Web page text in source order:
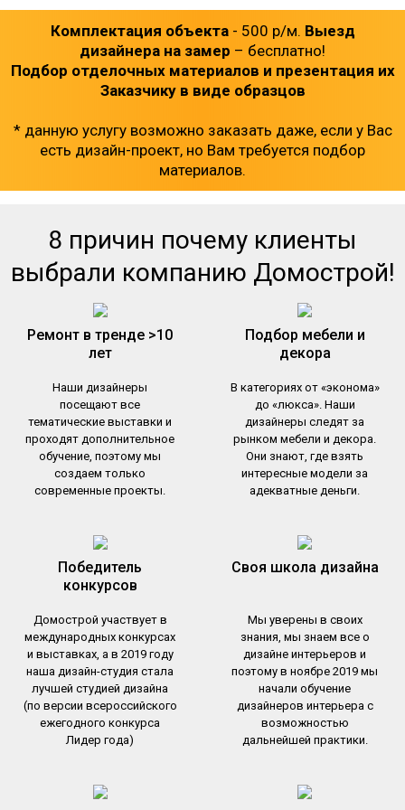
Комплектация объекта- 500 р/м. Выезд
дизайнера на замер – бесплатно!
Подбор отделочных материалов и презентация их
Заказчику в виде образцов
* данную услугу возможно заказать даже, если у Вас
есть дизайн-проект, но Вам требуется подбор
материалов.
8 причин почему клиенты
выбрали компанию Домострой!
Ремонт в тренде >10
лет
Наши дизайнеры
посещают все
тематические выставки и
проходят дополнительное
обучение, поэтому мы
создаем только
современные проекты.
Подбор мебели и
декора
В категориях от «эконома»
до «люкса». Наши
дизайнеры следят за
рынком мебели и декора.
Они знают, где взять
интересные модели за
адекватные деньги.
Победитель
конкурсов
Домострой участвует в
международных конкурсах
и выставках, а в 2019 году
наша дизайн-студия стала
лучшей студией дизайна
(по версии всероссийского
ежегодного конкурса
Лидер года)
Своя школа дизайна
Мы уверены в своих
знания, мы знаем все о
дизайне интерьеров и
поэтому в ноябре 2019 мы
начали обучение
дизайнеров интерьера с
возможностью
дальнейшей практики.